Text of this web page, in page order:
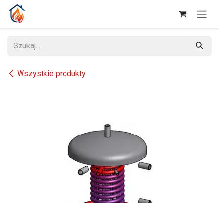
Przejdź do zawartości
Wszystkie produkty